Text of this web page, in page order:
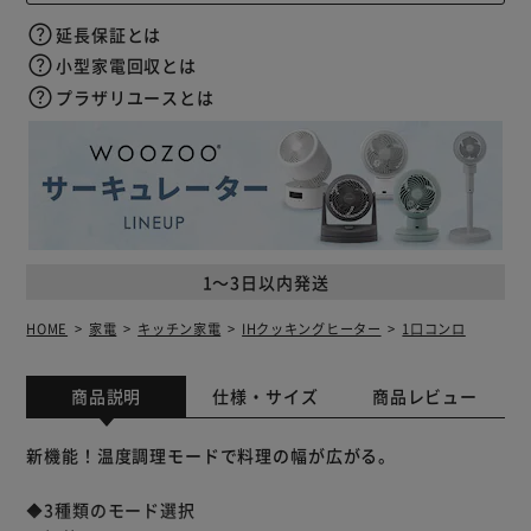
1～3日以内発送
延長保証とは
小型家電回収とは
プラザリユースとは
HOME 家電 キッチン家電 IHクッキングヒーター 1口コンロ
商品説明 仕様・サイズ 商品レビュー
新機能！温度調理モードで料理の幅が広がる。
◆3種類のモード選択